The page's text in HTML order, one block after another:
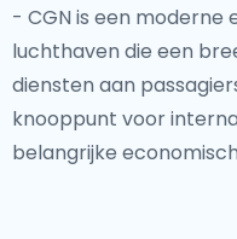
- CGN is een
luchthaven die een
diensten aan
knooppunt voor
belangrijke